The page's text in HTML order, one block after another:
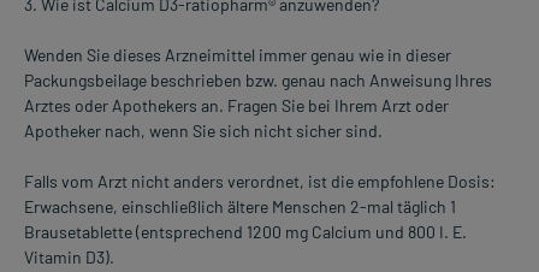
3. Wie ist Calcium D3-ratiopharm® anzuwenden?
Wenden Sie dieses Arzneimittel immer genau wie in dieser
Packungsbeilage beschrieben bzw. genau nach Anweisung Ihres
Arztes oder Apothekers an. Fragen Sie bei Ihrem Arzt oder
Apotheker nach, wenn Sie sich nicht sicher sind.
Falls vom Arzt nicht anders verordnet, ist die empfohlene Dosis:
Erwachsene, einschließlich ältere Menschen 2-mal täglich 1
Brausetablette (entsprechend 1200 mg Calcium und 800 I. E.
Vitamin D3).